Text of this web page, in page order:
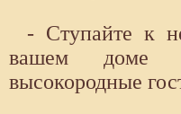
- Ступайте к
вашем доме
высокородные